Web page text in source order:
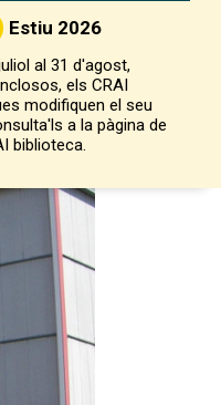
Estiu 2026
al 31 d'agost,
els CRAI
modifiquen el seu
a la pàgina de
biblioteca.